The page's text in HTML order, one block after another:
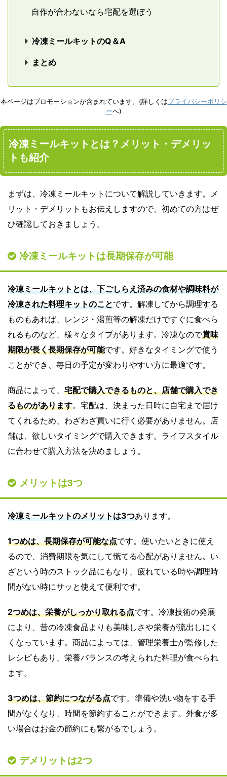
自作が合わないなら宅配を選ぼう
冷凍ミールキットのQ＆A
まとめ
本ページはプロモーションが含まれています。(詳しくはプライバシーポリシ
ーへ)
冷凍ミールキットとは？メリット・デメリッ
トも紹介
まずは、冷凍ミールキットについて解説していきます。メ
リット・デメリットもお伝えしますので、初めての方はぜ
ひ確認しておきましょう。
冷凍ミールキットは長期保存が可能
冷凍ミールキットとは、下ごしらえ済みの食材や調味料が
冷凍された料理キットのことです。解凍してから調理する
ものもあれば、レンジ・湯煎等の解凍だけですぐに食べら
れるものなど、様々なタイプがあります。冷凍なので賞味
期限が長く長期保存が可能です。好きなタイミングで使う
ことができ、毎日の予定が変わりやすい方に最適です。
商品によって、 宅配で購入できるものと、店舗で購入でき
るものがあります。宅配は、決まった日時に自宅まで届け
てくれるため、わざわざ買いに行く必要がありません。店
舗は、欲しいタイミングで購入できます。ライフスタイル
に合わせて購入方法を決めましょう。
メリットは3つ
冷凍ミールキットのメリットは3つあります。
1つめは、長期保存が可能な点です。使いたいときに使え
るので、消費期限を気にして慌てる心配がありません。い
ざという時のストック品にもなり、疲れている時や調理時
間がない時にサッと使えて便利です。
2つめは、栄養がしっかり取れる点です。冷凍技術の発展
により、昔の冷凍食品よりも美味しさや栄養が流出しにく
くなっています。商品によっては、管理栄養士が監修した
レシピもあり、栄養バランスの考えられた料理が食べられ
ます。
3つめは、節約につながる点です。準備や洗い物をする手
間がなくなり、時間を節約することができます。外食が多
い場合はお金の節約にも繋がるでしょう。
デメリットは2つ